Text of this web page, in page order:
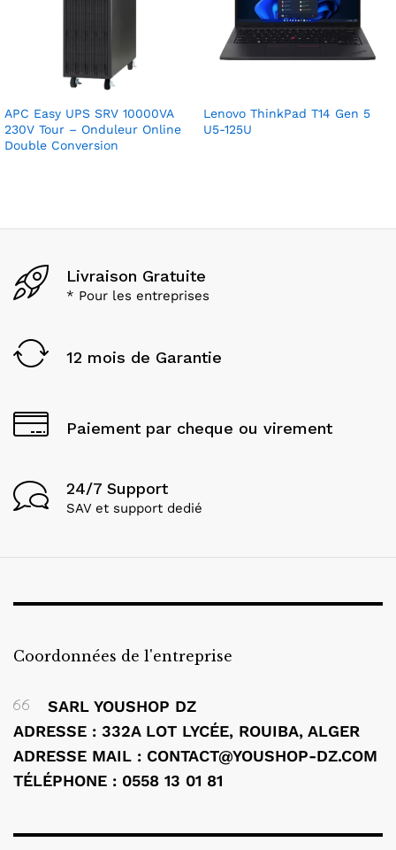
APC Easy UPS SRV 10000VA
230V Tour – Onduleur Online
Double Conversion
Lenovo ThinkPad T14 Gen 5
U5-125U
Livraison Gratuite
* Pour les entreprises
12 mois de Garantie
Paiement par cheque ou virement
24/7 Support
SAV et support dedié
Coordonnées de l'entreprise
SARL YOUSHOP DZ
ADRESSE : 332A LOT LYCÉE, ROUIBA, ALGER
ADRESSE MAIL : CONTACT@YOUSHOP-DZ.COM
TÉLÉPHONE : 0558 13 01 81